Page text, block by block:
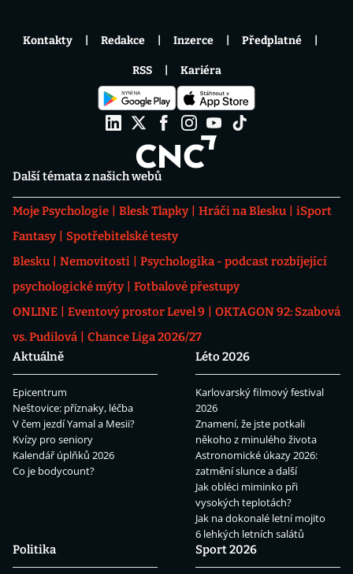
Další témata z našich webů
Moje Psychologie Blesk Tlapky Hráči na Blesku
iSport
Fantasy
Spotřebitelské testy
Blesku
Nemovitosti
Psychologika - podcast rozbíjející
psychologické mýty
Fotbalové přestupy
ONLINE
Eventový prostor Level 9
OKTAGON 92: Szabová
vs. Pudilová
Chance Liga 2026/27
Aktuálně
Epicentrum
Neštovice: příznaky, léčba
V čem jezdí Yamal a Mesii?
Kvízy pro seniory
Kalendář úplňků 2026
Co je bodycount?
Léto 2026
Karlovarský filmový festival
2026
Znamení, že jste potkali
někoho z minulého života
Astronomické úkazy 2026:
zatmění slunce a další
Jak obléci miminko při
vysokých teplotách?
Jak na dokonalé letní mojito
6 lehkých letních salátů
Politika
Sport 2026
Kontakty Redakce Inzerce Předplatné
RSS Kariéra